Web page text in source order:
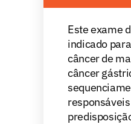
Este exame
indicado
câncer de
câncer